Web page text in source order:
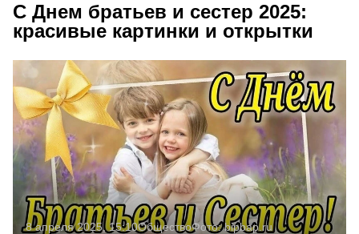
С Днем братьев и сестер 2025:
красивые картинки и открытки
8 апреля 2025, 15:10ОбществоФото:bipbap.ru